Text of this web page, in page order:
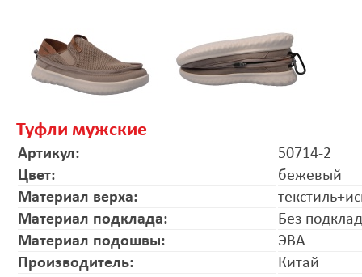
Туфли мужские
Артикул:
50714-2
Цвет:
бежевый
Материал верха:
Материал подклада:
Без
Материал подошвы:
ЭВА
Производитель:
Китай